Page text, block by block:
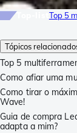
Tópicos
Top 5
Como afiar uma
Como tirar o
Wave!
Guia de compra
adapta a mim?
Top 5